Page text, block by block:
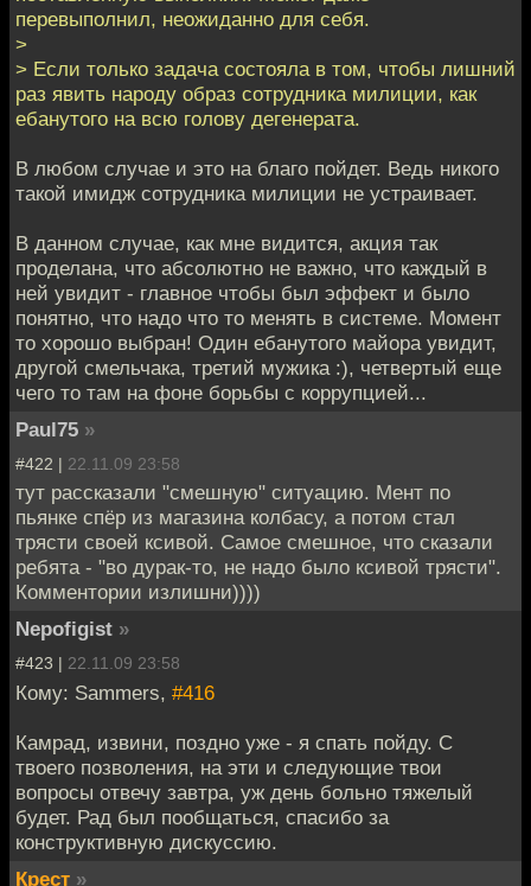
перевыполнил, неожиданно для себя.
>
> Если только задача состояла в том, чтобы лишний
раз явить народу образ сотрудника милиции, как
ебанутого на всю голову дегенерата.
В любом случае и это на благо пойдет. Ведь никого
такой имидж сотрудника милиции не устраивает.
В данном случае, как мне видится, акция так
проделана, что абсолютно не важно, что каждый в
ней увидит - главное чтобы был эффект и было
понятно, что надо что то менять в системе. Момент
то хорошо выбран! Один ебанутого майора увидит,
другой смельчака, третий мужика :), четвертый еще
чего то там на фоне борьбы с коррупцией...
Paul75 »
#422 | 22.11.09 23:58
тут рассказали "смешную" ситуацию. Мент по
пьянке спёр из магазина колбасу, а потом стал
трясти своей ксивой. Самое смешное, что сказали
ребята - "во дурак-то, не надо было ксивой трясти".
Комментории излишни))))
Nepofigist »
#423 | 22.11.09 23:58
Кому: Sammers, #416
Камрад, извини, поздно уже - я спать пойду. С
твоего позволения, на эти и следующие твои
вопросы отвечу завтра, уж день больно тяжелый
будет. Рад был пообщаться, спасибо за
конструктивную дискуссию.
Крест »